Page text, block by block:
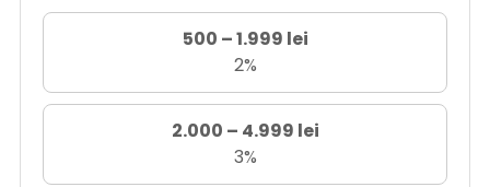
500 – 1.999 lei
2%
2.000 – 4.999 lei
3%